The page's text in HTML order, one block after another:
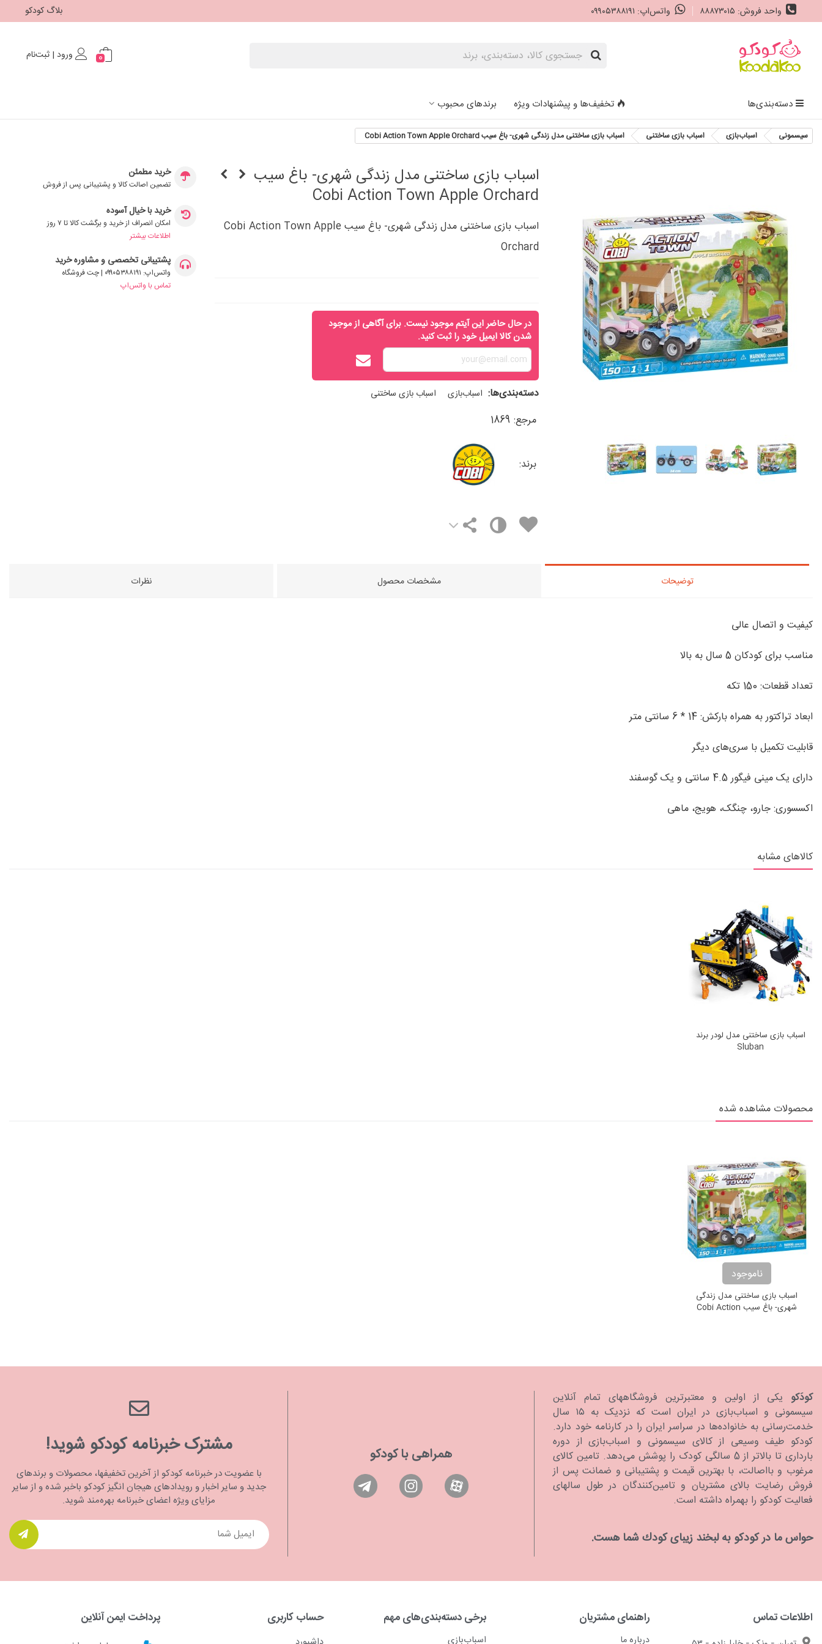
واحد فروش: ۸۸۸۷۳۰۱۵ واتس‌اپ: ۰۹۹۰۵۳۸۸۱۹۱ بلاگ کودکو
0 ورود | ثبت‌نام
دسته‌بندی‌ها تخفیف‌ها و پیشنهادات ویژه برندهای محبوب
سیسمونی اسباب‌بازی اسباب‌ بازی ساختنی اسباب بازی ساختنی مدل زندگی شهری- باغ سیب Cobi Action Town Apple Orchard
اسباب بازی ساختنی مدل زندگی شهری- باغ سیب
Cobi Action Town Apple Orchard
اسباب بازی ساختنی مدل زندگی شهری- باغ سیب Cobi Action Town Apple
Orchard
در حال حاضر این آیتم موجود نیست. برای آگاهی از موجود
شدن کالا ایمیل خود را ثبت کنید.
دسته‌بندی‌ها: اسباب‌بازی اسباب‌ بازی ساختنی
مرجع: 1869
برند:
خرید مطمئن
تضمین اصالت کالا و پشتیبانی پس از فروش
خرید با خیال آسوده
امکان انصراف از خرید و برگشت کالا تا ۷ روز
اطلاعات بیشتر
پشتیبانی تخصصی و مشاوره خرید
واتس‌اپ: ۰۹۹۰۵۳۸۸۱۹۱ | چت فروشگاه
تماس با واتس‌اپ
توضیحات مشخصات محصول نظرات
کیفیت و اتصال عالی
مناسب برای کودکان 5 سال به بالا
تعداد قطعات: 150 تکه
ابعاد تراکتور به همراه بارکش: 14 * 6 سانتی متر
قابلیت تکمیل با سری‌های دیگر
دارای یک مینی فیگور 4.5 سانتی و یک گوسفند
اکسسوری: جارو، چنگک، هویج، ماهی
کالاهای مشابه
اسباب بازی ساختنی مدل لودر برند
Sluban
محصولات مشاهده شده
ناموجود
اسباب بازی ساختنی مدل زندگی
شهری- باغ سیب Cobi Action
کودَکو یکی از اولین و معتبرترین فروشگاههای تمام آنلاین
سیسمونی و اسباب‌بازی در ایران است که نزدیک به ۱۵ سال
خدمت‌رسانی به خانواده‌ها در سراسر ایران را در کارنامه خود دارد.
كودكو طیف وسیعی از کالای سیسمونی و اسباب‌بازی از دوره
بارداری تا بالاتر از 5 سالگی کودک را پوشش می‌دهد. تامین کالای
مرغوب و بااصالت، با بهترین قیمت و پشتیبانی و ضمانت پس از
فروش رضایت بالای مشتریان و تامین‌کنندگان در طول سالهای
فعالیت کودکو را بهمراه داشته است.
حواس ما در كودكو به لبخند زیبای كودك شما هست.
همراهی با کودکو مشترک خبرنامه کودکو شوید!
با عضویت در خبرنامه کودکو از آخرین تخفیفها، محصولات و برندهای
جدید و سایر اخبار و رویدادهای هیجان انگیز کودکو باخبر شده و از سایر
مزایای ویژه اعضای خبرنامه بهره‌مند شوید.
اطلاعات تماس راهنمای مشتریان
درباره ما
برخی دسته‌بندی‌های مهم
اسباب‌بازی
حساب کاربری
داشبورد
پرداخت ایمن آنلاین